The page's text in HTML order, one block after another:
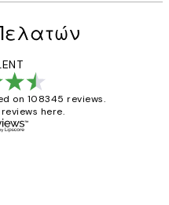
on 108345 reviews.
here.